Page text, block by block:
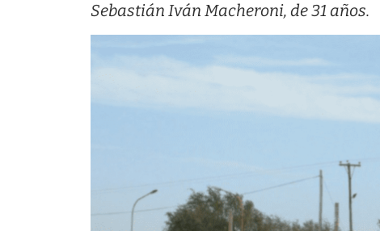
Sebastián Iván Macheroni, de 31 años.